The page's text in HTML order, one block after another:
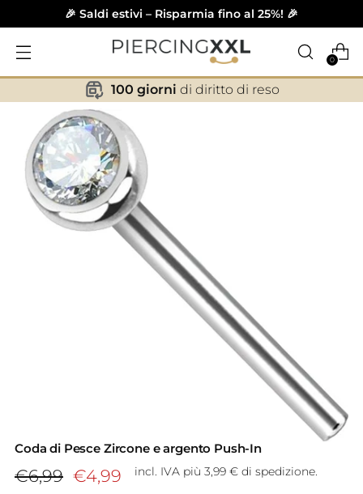
🎉 Saldi estivi – Risparmia fino al 25%! 🎉
0
✕
100 giorni di diritto di reso
Coda di Pesce Zircone e argento Push-In
Prezzo
€6,99 €4,99 incl. IVA più 3,99 € di spedizione.